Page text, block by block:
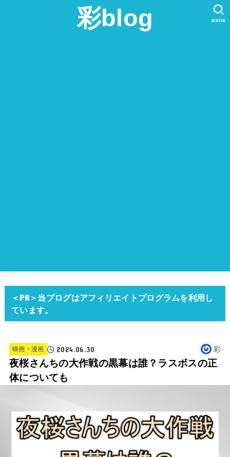
彩blog SEARCH
＜PR＞当ブログはアフィリエイトプログラムを利用し
ています。
映画・漫画 2024.06.30 彩
夜桜さんちの大作戦の黒幕は誰？ラスボスの正
体についても